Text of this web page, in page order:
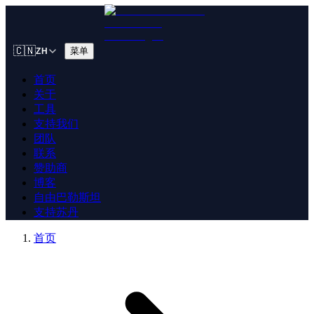
🇨🇳ZH 菜单
首页
关于
工具
支持我们
团队
联系
赞助商
博客
自由巴勒斯坦
支持苏丹
首页